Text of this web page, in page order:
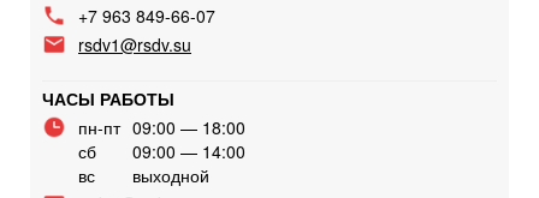
+7 963 849-66-07
rsdv1@rsdv.su
ЧАСЫ РАБОТЫ
пн-пт 09:00 — 18:00
сб
09:00 — 14:00
вс
выходной